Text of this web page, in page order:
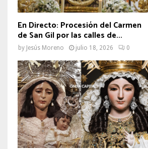
En Directo: Procesión del Carmen
de San Gil por las calles de...
by Jesús Moreno julio 18, 2026 0